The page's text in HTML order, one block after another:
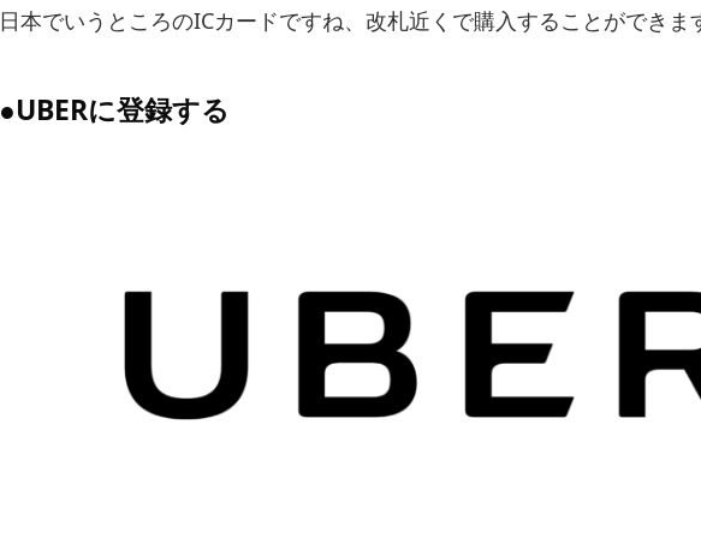
日本でいうところのICカードですね、改札近くで購入することができま
●UBERに登録する